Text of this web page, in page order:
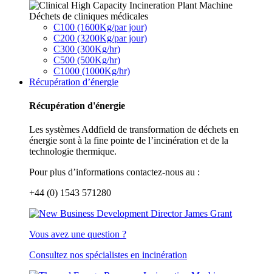
Déchets de cliniques médicales
C100 (1600Kg/par jour)
C200 (3200Kg/par jour)
C300 (300Kg/hr)
C500 (500Kg/hr)
C1000 (1000Kg/hr)
Récupération d’énergie
Récupération d'énergie
Les systèmes Addfield de transformation de déchets en
énergie sont à la fine pointe de l’incinération et de la
technologie thermique.
Pour plus d’informations contactez-nous au :
+44 (0) 1543 571280
Vous avez une question ?
Consultez nos spécialistes en incinération